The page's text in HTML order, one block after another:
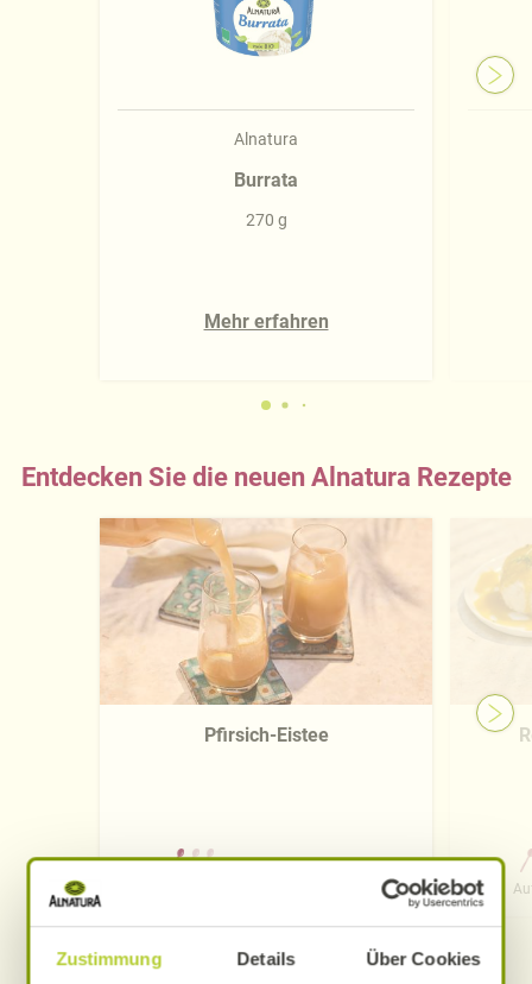
Zustimmung Details Über Cookies
Alnatura
Burrata
270 g
Mehr erfahren
Entdecken Sie die neuen Alnatura Rezepte
Pfirsich-Eistee
0 Std. 15 Min.